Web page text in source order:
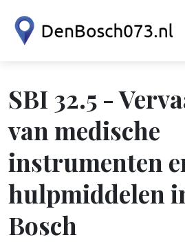
SBI 32.5 -
van medische
instrumenten
hulpmiddelen
Bosch